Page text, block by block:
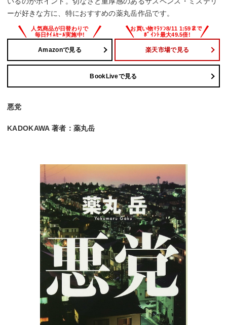
ーが好きな方に、特におすすめの薬丸岳作品です。
Amazonで見る 楽天市場で見る
BookLiveで見る
悪党
KADOKAWA 著者：薬丸岳